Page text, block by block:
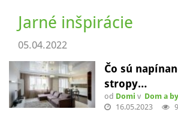
Jarné inšpirácie
05.04.2022
Čo sú
stropy…
od Domi v Dom a
16.05.2023